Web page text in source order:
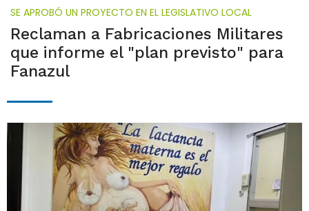
SE APROBÓ UN PROYECTO EN EL LEGISLATIVO LOCAL
Reclaman a Fabricaciones Militares
que informe el "plan previsto" para
Fanazul